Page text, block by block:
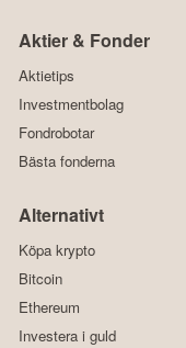
Aktier & Fonder
Aktietips
Investmentbolag
Fondrobotar
Bästa fonderna
Alternativt
Köpa krypto
Bitcoin
Ethereum
Investera i guld